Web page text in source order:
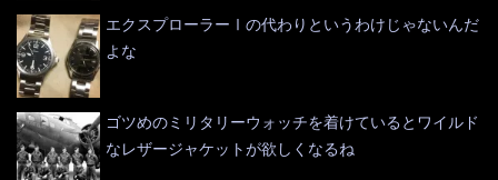
エクスプローラーⅠの代わりというわけじゃないんだ
よな
ゴツめのミリタリーウォッチを着けているとワイルド
なレザージャケットが欲しくなるね